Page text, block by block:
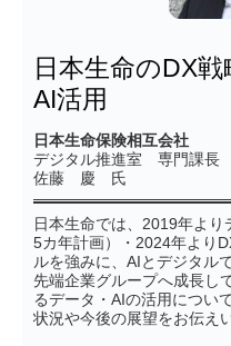
日本生命のDX
AI活用
日本生命保険相互会社
デジタル推進室 専門課長
佐藤 慶 氏
日本生命では、2019年よ
5カ年計画）・2024年より
ルを強みに、AIとデジタル
先端企業グループへ成長し
るデータ・AIの活用につい
状況や今後の展望をお伝え